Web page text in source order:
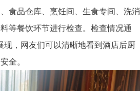
食品仓库、烹饪间、生食专间、洗消
等餐饮环节进行检查。检查情况通
现，网友们可以清晰地看到酒店后厨
安全。